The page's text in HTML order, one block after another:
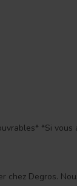
*Si vous
chez Degros.